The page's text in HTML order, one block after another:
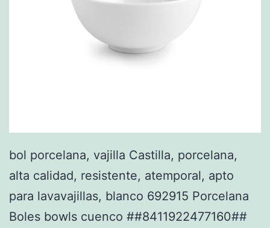
bol porcelana, vajilla Castilla, porcelana,
alta calidad, resistente, atemporal, apto
para lavavajillas, blanco 692915 Porcelana
Boles bowls cuenco ##8411922477160##